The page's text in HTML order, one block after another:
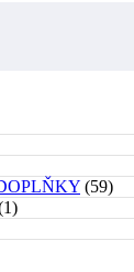
(59)